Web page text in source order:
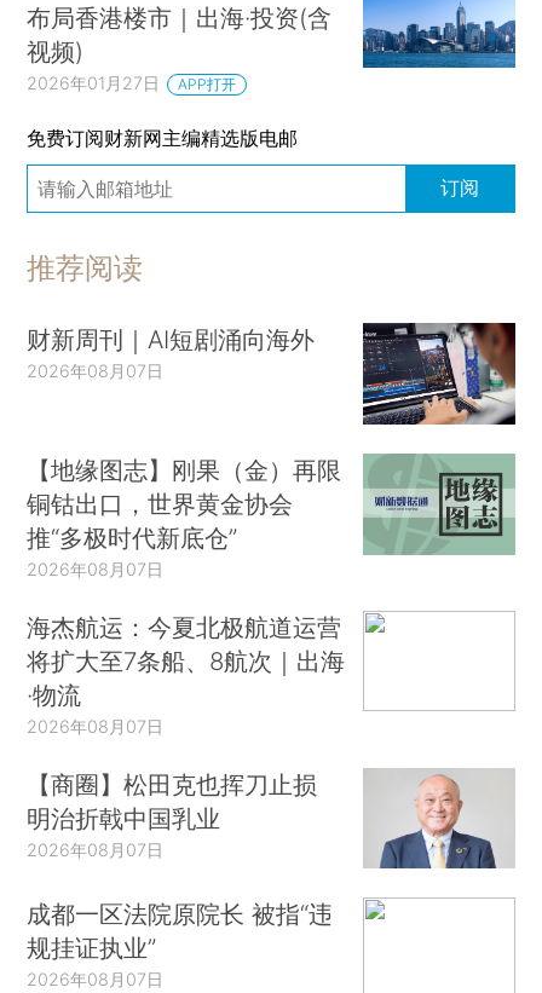
布局香港楼市｜出海·投资(含
视频)
2026年01月27日 APP打开
免费订阅财新网主编精选版电邮
订阅
推荐阅读
财新周刊｜AI短剧涌向海外
2026年08月07日
【地缘图志】刚果（金）再限
铜钴出口，世界黄金协会
推“多极时代新底仓”
2026年08月07日
海杰航运：今夏北极航道运营
将扩大至7条船、8航次｜出海
·物流
2026年08月07日
【商圈】松田克也挥刀止损
明治折戟中国乳业
2026年08月07日
成都一区法院原院长 被指“违
规挂证执业”
2026年08月07日